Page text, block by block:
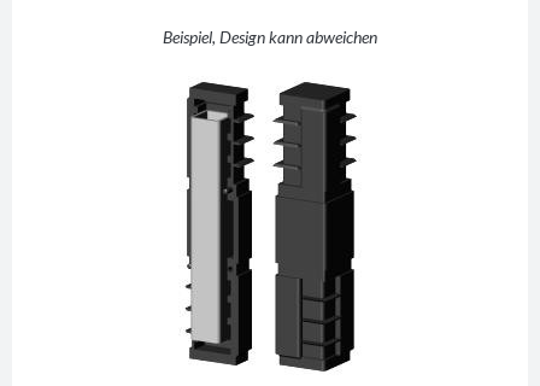
Beispiel, Design kann abweichen